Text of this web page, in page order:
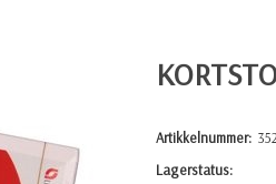
Artikkelnummer:
Lagerstatus: